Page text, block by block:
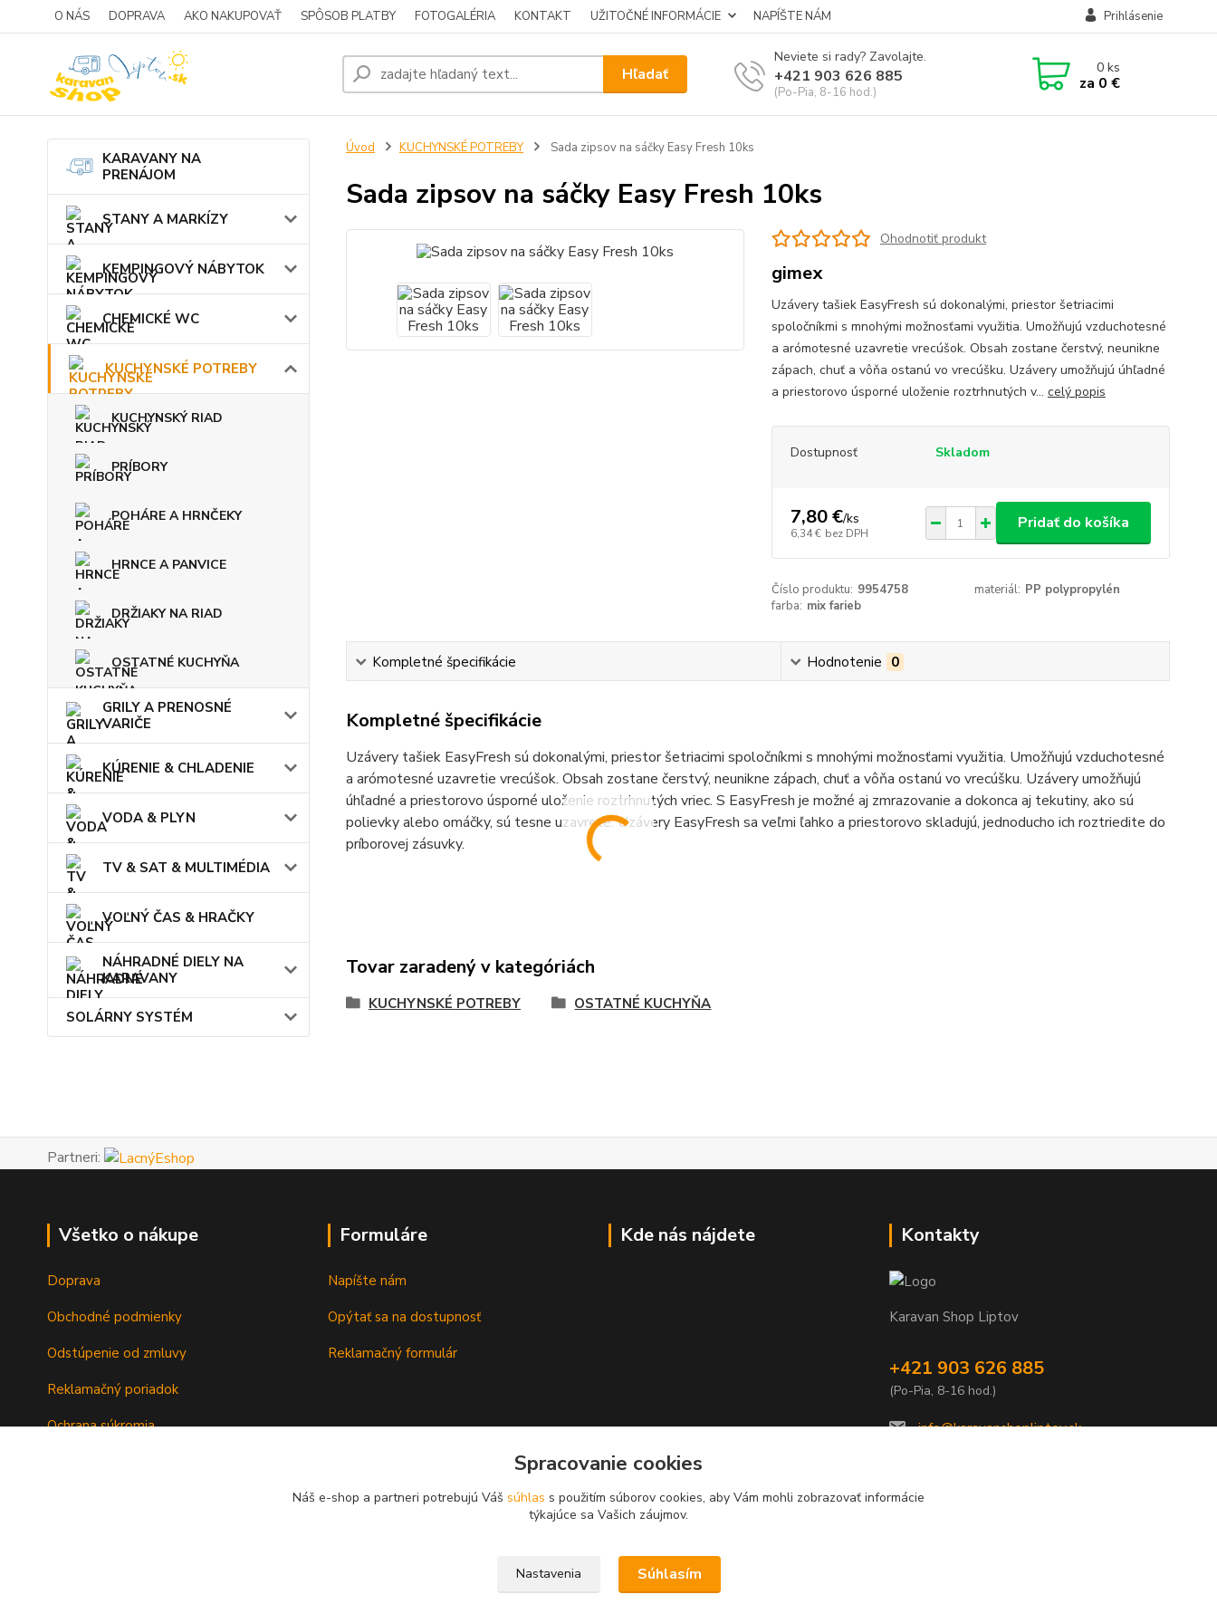
O NÁS DOPRAVA AKO NAKUPOVAŤ SPÔSOB PLATBY FOTOGALÉRIA KONTAKT UŽITOČNÉ INFORMÁCIE NAPÍŠTE NÁM Prihlásenie
Hľadať
Neviete si rady? Zavolajte.
+421 903 626 885
(Po-Pia, 8-16 hod.)
0ks
za 0 €
KARAVANY NA
PRENÁJOM
STANY A MARKÍZY
KEMPINGOVÝ NÁBYTOK
CHEMICKÉ WC
KUCHYNSKÉ POTREBY
KUCHYNSKÝ RIAD
PRÍBORY
POHÁRE A HRNČEKY
HRNCE A PANVICE
DRŽIAKY NA RIAD
OSTATNÉ KUCHYŇA
GRILY A PRENOSNÉ
VARIČE
KÚRENIE & CHLADENIE
VODA & PLYN
TV & SAT & MULTIMÉDIA
VOĽNÝ ČAS & HRAČKY
NÁHRADNÉ DIELY NA
KARAVANY
SOLÁRNY SYSTÉM
Úvod KUCHYNSKÉ POTREBY Sada zipsov na sáčky Easy Fresh 10ks
Sada zipsov na sáčky Easy Fresh 10ks
Ohodnotiť produkt
gimex
Uzávery tašiek EasyFresh sú dokonalými, priestor šetriacimi
spoločníkmi s mnohými možnosťami využitia. Umožňujú vzduchotesné
a arómotesné uzavretie vrecúšok. Obsah zostane čerstvý, neunikne
zápach, chuť a vôňa ostanú vo vrecúšku. Uzávery umožňujú úhľadné
a priestorovo úsporné uloženie roztrhnutých v... celý popis
Dostupnosť Skladom
7,80 €/ks
6,34 € bez DPH
Pridať do košíka
Číslo produktu: 9954758 materiál: PP polypropylén
farba: mix farieb
Kompletné špecifikácie Hodnotenie 0
Kompletné špecifikácie
Uzávery tašiek EasyFresh sú dokonalými, priestor šetriacimi spoločníkmi s mnohými možnosťami využitia. Umožňujú vzduchotesné
a arómotesné uzavretie vrecúšok. Obsah zostane čerstvý, neunikne zápach, chuť a vôňa ostanú vo vrecúšku. Uzávery umožňujú
úhľadné a priestorovo úsporné uloženie roztrhnutých vriec. S EasyFresh je možné aj zmrazovanie a dokonca aj tekutiny, ako sú
polievky alebo omáčky, sú tesne uzavreté.Uzávery EasyFresh sa veľmi ľahko a priestorovo skladujú, jednoducho ich roztriedite do
príborovej zásuvky.
Tovar zaradený v kategóriách
KUCHYNSKÉ POTREBY OSTATNÉ KUCHYŇA
Partneri:
Všetko o nákupe
Doprava
Obchodné podmienky
Odstúpenie od zmluvy
Reklamačný poriadok
Ochrana súkromia
Formuláre
Napíšte nám
Opýtať sa na dostupnosť
Reklamačný formulár
Kde nás nájdete Kontakty
Karavan Shop Liptov
+421 903 626 885
(Po-Pia, 8-16 hod.)
info@karavanshopliptov.sk
Spracovanie cookies
Náš e-shop a partneri potrebujú Váš súhlas s použitím súborov cookies, aby Vám mohli zobrazovať informácie
týkajúce sa Vašich záujmov.
Nastavenia Súhlasím